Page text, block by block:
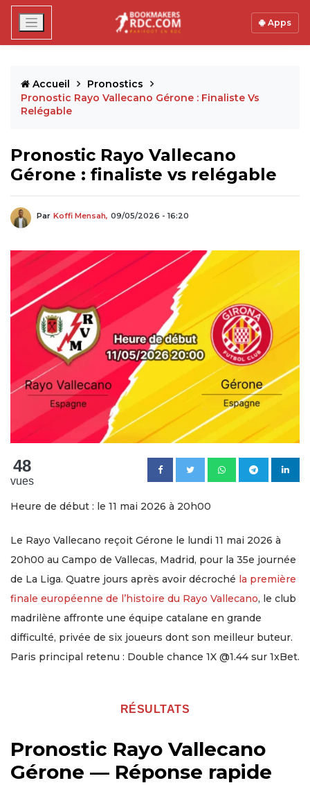
Apps
Accueil
Pronostics
Pronostic Rayo Vallecano Gérone : Finaliste Vs
Relégable
Pronostic Rayo Vallecano
Gérone : finaliste vs relégable
Par Koffi Mensah, 09/05/2026 - 16:20
48
vues
Heure de début : le 11 mai 2026 à 20h00
Le Rayo Vallecano reçoit Gérone le lundi 11 mai 2026 à
20h00 au Campo de Vallecas, Madrid, pour la 35e journée
de La Liga. Quatre jours après avoir décroché la première
finale européenne de l’histoire du Rayo Vallecano, le club
madrilène affronte une équipe catalane en grande
difficulté, privée de six joueurs dont son meilleur buteur.
Paris principal retenu : Double chance 1X @1.44 sur 1xBet.
RÉSULTATS
Pronostic Rayo Vallecano
Gérone — Réponse rapide